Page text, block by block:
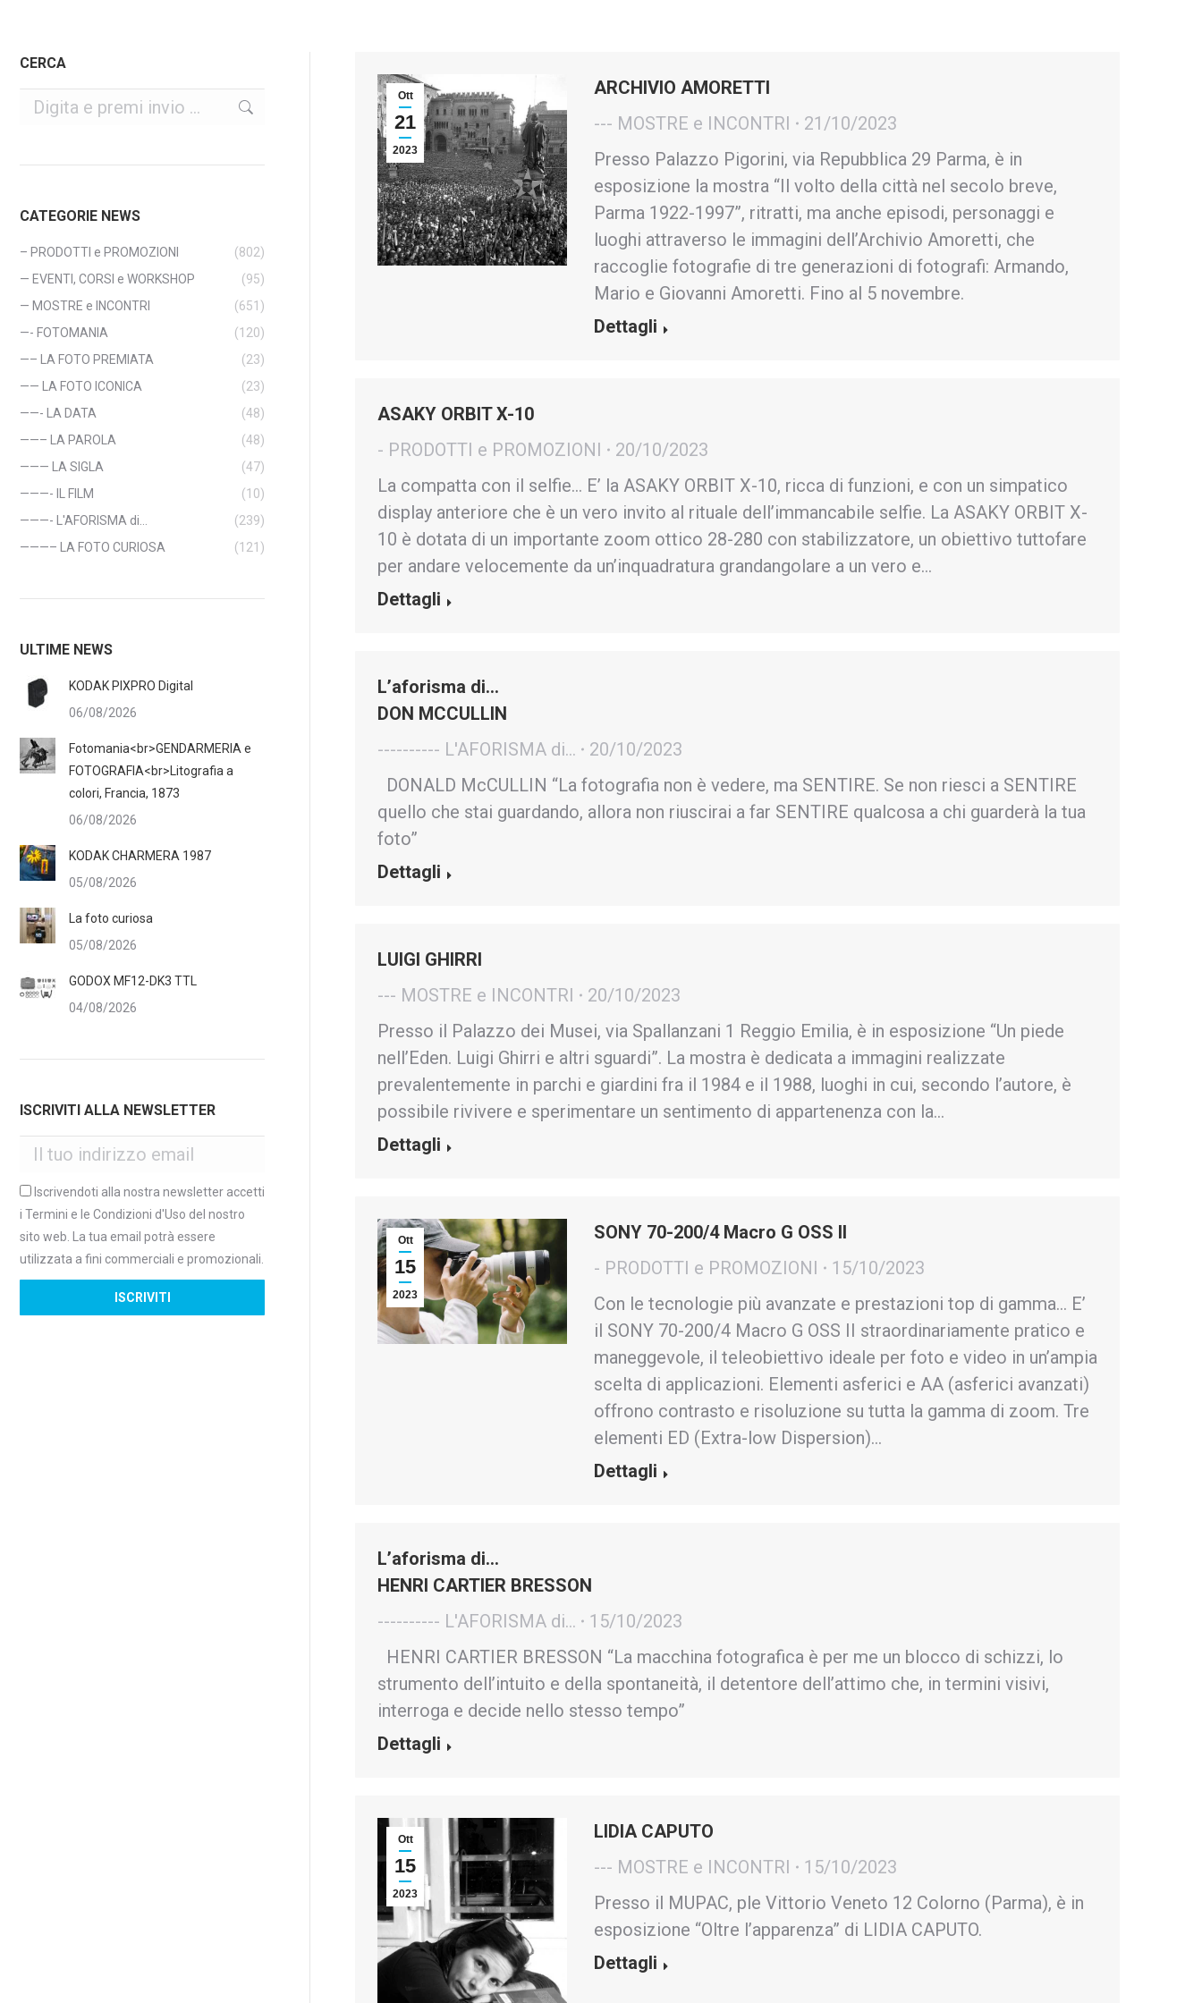
Ott
21
2023
ARCHIVIO AMORETTI
--- MOSTRE e INCONTRI
21/10/2023
Presso Palazzo Pigorini, via Repubblica 29 Parma, è in
esposizione la mostra “Il volto della città nel secolo breve,
Parma 1922-1997”, ritratti, ma anche episodi, personaggi e
luoghi attraverso le immagini dell’Archivio Amoretti, che
raccoglie fotografie di tre generazioni di fotografi: Armando,
Mario e Giovanni Amoretti. Fino al 5 novembre.
Dettagli
ASAKY ORBIT X-10
- PRODOTTI e PROMOZIONI
20/10/2023
La compatta con il selfie… E’ la ASAKY ORBIT X-10, ricca di funzioni, e con un simpatico
display anteriore che è un vero invito al rituale dell’immancabile selfie. La ASAKY ORBIT X-
10 è dotata di un importante zoom ottico 28-280 con stabilizzatore, un obiettivo tuttofare
per andare velocemente da un’inquadratura grandangolare a un vero e…
Dettagli
L’aforisma di…
DON MCCULLIN
---------- L'AFORISMA di...
20/10/2023
DONALD McCULLIN “La fotografia non è vedere, ma SENTIRE. Se non riesci a SENTIRE
quello che stai guardando, allora non riuscirai a far SENTIRE qualcosa a chi guarderà la tua
foto”
Dettagli
LUIGI GHIRRI
--- MOSTRE e INCONTRI
20/10/2023
Presso il Palazzo dei Musei, via Spallanzani 1 Reggio Emilia, è in esposizione “Un piede
nell’Eden. Luigi Ghirri e altri sguardi”. La mostra è dedicata a immagini realizzate
prevalentemente in parchi e giardini fra il 1984 e il 1988, luoghi in cui, secondo l’autore, è
possibile rivivere e sperimentare un sentimento di appartenenza con la…
Dettagli
Ott
15
2023
SONY 70-200/4 Macro G OSS II
- PRODOTTI e PROMOZIONI
15/10/2023
Con le tecnologie più avanzate e prestazioni top di gamma… E’
il SONY 70-200/4 Macro G OSS II straordinariamente pratico e
maneggevole, il teleobiettivo ideale per foto e video in un’ampia
scelta di applicazioni. Elementi asferici e AA (asferici avanzati)
offrono contrasto e risoluzione su tutta la gamma di zoom. Tre
elementi ED (Extra-low Dispersion)…
Dettagli
L’aforisma di…
HENRI CARTIER BRESSON
---------- L'AFORISMA di...
15/10/2023
HENRI CARTIER BRESSON “La macchina fotografica è per me un blocco di schizzi, lo
strumento dell’intuito e della spontaneità, il detentore dell’attimo che, in termini visivi,
interroga e decide nello stesso tempo”
Dettagli
Ott
15
2023
LIDIA CAPUTO
--- MOSTRE e INCONTRI
15/10/2023
Presso il MUPAC, ple Vittorio Veneto 12 Colorno (Parma), è in
esposizione “Oltre l’apparenza” di LIDIA CAPUTO.
Dettagli
CERCA
Cerca
CATEGORIE NEWS
– PRODOTTI e PROMOZIONI
(802)
— EVENTI, CORSI e WORKSHOP
(95)
— MOSTRE e INCONTRI
(651)
—- FOTOMANIA
(120)
—– LA FOTO PREMIATA
(23)
—— LA FOTO ICONICA
(23)
——- LA DATA
(48)
——– LA PAROLA
(48)
——— LA SIGLA
(47)
———- IL FILM
(10)
———- L'AFORISMA di…
(239)
———– LA FOTO CURIOSA
(121)
ULTIME NEWS
KODAK PIXPRO Digital
06/08/2026
Fotomania<br>GENDARMERIA e
FOTOGRAFIA<br>Litografia a
colori, Francia, 1873
06/08/2026
KODAK CHARMERA 1987
05/08/2026
La foto curiosa
05/08/2026
GODOX MF12-DK3 TTL
04/08/2026
ISCRIVITI ALLA NEWSLETTER
Iscrivendoti alla nostra newsletter accetti
i Termini e le Condizioni d'Uso del nostro
sito web. La tua email potrà essere
utilizzata a fini commerciali e promozionali.